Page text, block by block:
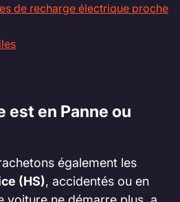
de recharge électrique proche
est en Panne ou
également les
(HS), accidentés ou en